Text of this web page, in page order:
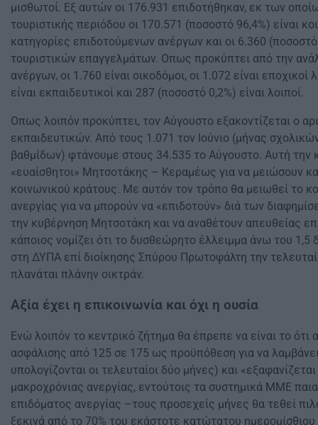
μισθωτοί. Εξ αυτών οι 176.931 επιδοτήθηκαν, εκ των
τουριστικής περιόδου οι 170.571 (ποσοστό 96,4%) είναι
κατηγορίες επιδοτούμενων ανέργων και οι 6.360 (ποσοστό
τουριστικών επαγγελμάτων. Οπως προκύπτει από την
ανέργων, οι 1.760 είναι οικοδόμοι, οι 1.072 είναι εποχικοί
είναι εκπαιδευτικοί και 287 (ποσοστό 0,2%) είναι λοιποί.
Οπως λοιπόν προκύπτει, τον Αύγουστο εξακοντίζεται ο
εκπαιδευτικών. Από τους 1.071 τον Ιούνιο (μήνας
βαθμίδων) φτάνουμε στους 34.535 το Αύγουστο. Αυτή την
«ευαίσθητοι» Μητσοτάκης – Κεραμέως για να μειώσουν
κοινωνικού κράτους. Με αυτόν τον τρόπο θα μειωθεί το
ανεργίας για να μπορούν να «επιδοτούν» διά των
την κυβέρνηση Μητσοτάκη και να αναθέτουν απευθείας
κάποιος νομίζει ότι το δυσθεώρητο έλλειμμα άνω του
στη ΔΥΠΑ επί διοίκησης Σπύρου Πρωτοψάλτη την τελευταία
πλανάται πλάνην οικτράν.
Αξία έχει η επικοινωνία και όχι η ουσία
Ενώ λοιπόν το κεντρικό ζήτημα θα έπρεπε να είναι το ότι
ασφάλισης από 125 σε 175 ως προϋπόθεση για να
υπολογίζονται οι τελευταίοι δύο μήνες) και
μακροχρόνιας ανεργίας, εντούτοις τα συστημικά ΜΜΕ
επιδόματος ανεργίας –τους προσεχείς μήνες θα τεθεί
ξεκινά από το 70% του εκάστοτε κατώτατου